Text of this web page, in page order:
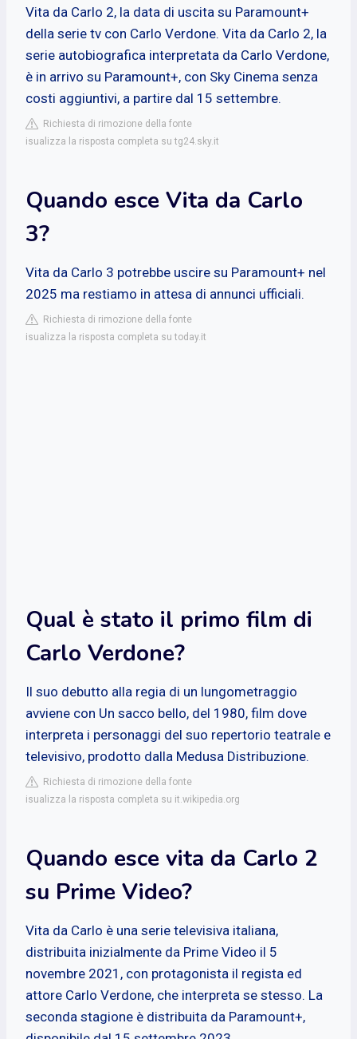
Vita da Carlo 2, la data di uscita su Paramount+
della serie tv con Carlo Verdone. Vita da Carlo 2, la
serie autobiografica interpretata da Carlo Verdone,
è in arrivo su Paramount+, con Sky Cinema senza
costi aggiuntivi, a partire dal 15 settembre.
Richiesta di rimozione della fonte
isualizza la risposta completa su tg24.sky.it
Quando esce Vita da Carlo
3?
Vita da Carlo 3 potrebbe uscire su Paramount+ nel
2025 ma restiamo in attesa di annunci ufficiali.
Richiesta di rimozione della fonte
isualizza la risposta completa su today.it
Qual è stato il primo film di
Carlo Verdone?
Il suo debutto alla regia di un lungometraggio
avviene con Un sacco bello, del 1980, film dove
interpreta i personaggi del suo repertorio teatrale e
televisivo, prodotto dalla Medusa Distribuzione.
Richiesta di rimozione della fonte
isualizza la risposta completa su it.wikipedia.org
Quando esce vita da Carlo 2
su Prime Video?
Vita da Carlo è una serie televisiva italiana,
distribuita inizialmente da Prime Video il 5
novembre 2021, con protagonista il regista ed
attore Carlo Verdone, che interpreta se stesso. La
seconda stagione è distribuita da Paramount+,